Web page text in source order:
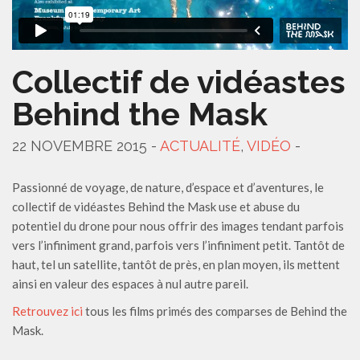
Collectif de vidéastes
Behind the Mask
22 NOVEMBRE 2015 - ACTUALITÉ, VIDÉO -
Passionné de voyage, de nature, d’espace et d’aventures, le
collectif de vidéastes Behind the Mask use et abuse du
potentiel du drone pour nous offrir des images tendant parfois
vers l’infiniment grand, parfois vers l’infiniment petit. Tantôt de
haut, tel un satellite, tantôt de près, en plan moyen, ils mettent
ainsi en valeur des espaces à nul autre pareil.
Retrouvez ici tous les films primés des comparses de Behind the
Mask.